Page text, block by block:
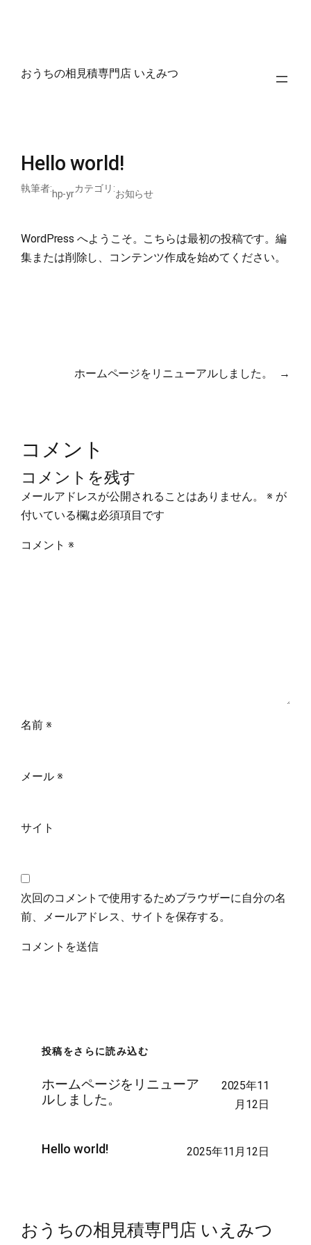
おうちの相見積専門店 いえみつ
Hello world!
執筆者:hp-yrカテゴリ:お知らせ
WordPress へようこそ。こちらは最初の投稿です。編
集または削除し、コンテンツ作成を始めてください。
ホームページをリニューアルしました。 →
コメント
コメントを残す
メールアドレスが公開されることはありません。 ※ が
付いている欄は必須項目です
コメント ※
名前 ※
メール ※
サイト
次回のコメントで使用するためブラウザーに自分の名
前、メールアドレス、サイトを保存する。
投稿をさらに読み込む
ホームページをリニューア
ルしました。
2025年11
月12日
Hello world! 2025年11月12日
おうちの相見積専門店 いえみつ